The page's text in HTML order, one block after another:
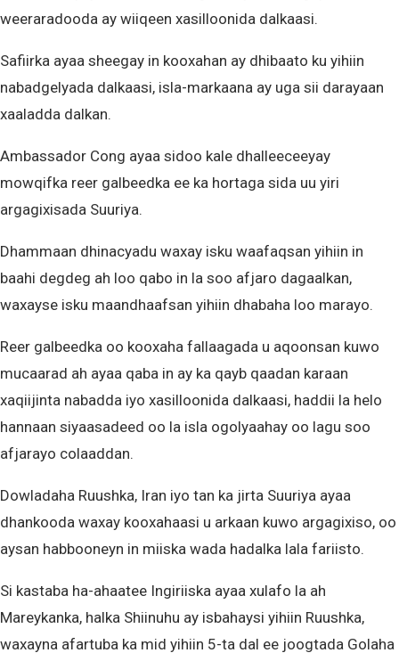
weeraradooda ay wiiqeen xasilloonida dalkaasi.
Safiirka ayaa sheegay in kooxahan ay dhibaato ku yihiin
nabadgelyada dalkaasi, isla-markaana ay uga sii darayaan
xaaladda dalkan.
Ambassador Cong ayaa sidoo kale dhalleeceeyay
mowqifka reer galbeedka ee ka hortaga sida uu yiri
argagixisada Suuriya.
Dhammaan dhinacyadu waxay isku waafaqsan yihiin in
baahi degdeg ah loo qabo in la soo afjaro dagaalkan,
waxayse isku maandhaafsan yihiin dhabaha loo marayo.
Reer galbeedka oo kooxaha fallaagada u aqoonsan kuwo
mucaarad ah ayaa qaba in ay ka qayb qaadan karaan
xaqiijinta nabadda iyo xasilloonida dalkaasi, haddii la helo
hannaan siyaasadeed oo la isla ogolyaahay oo lagu soo
afjarayo colaaddan.
Dowladaha Ruushka, Iran iyo tan ka jirta Suuriya ayaa
dhankooda waxay kooxahaasi u arkaan kuwo argagixiso, oo
aysan habbooneyn in miiska wada hadalka lala fariisto.
Si kastaba ha-ahaatee Ingiriiska ayaa xulafo la ah
Mareykanka, halka Shiinuhu ay isbahaysi yihiin Ruushka,
waxayna afartuba ka mid yihiin 5-ta dal ee joogtada Golaha